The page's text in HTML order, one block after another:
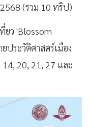
(รวม 10 ทริป)
ยว 'Blossom
ประวัติศาสตร์เมือง
20, 21, 27 และ